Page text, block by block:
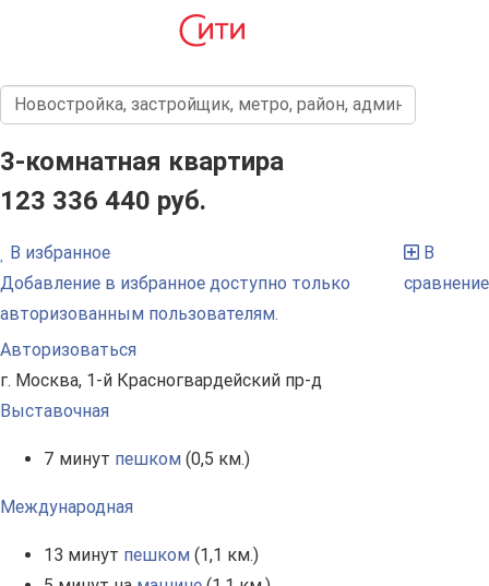
3-комнатная квартира
123 336 440 руб.
В избранное
Добавление в избранное доступно только
авторизованным пользователям.
Авторизоваться
В
сравнение
г. Москва, 1-й Красногвардейский пр-д
Выставочная
7 минут пешком (0,5 км.)
Международная
13 минут пешком (1,1 км.)